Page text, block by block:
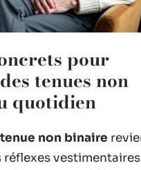
pour
tenues non
quotidien
tenue non binaire